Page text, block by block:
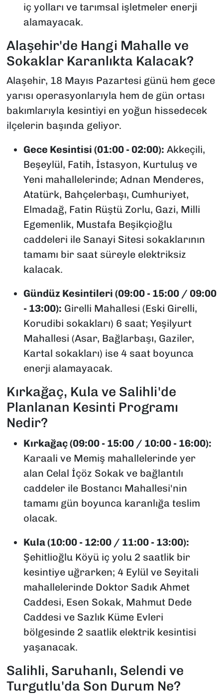
iç yolları ve tarımsal işletmeler enerji
alamayacak.
Alaşehir'de Hangi Mahalle ve
Sokaklar Karanlıkta Kalacak?
Alaşehir, 18 Mayıs Pazartesi günü hem gece
yarısı operasyonlarıyla hem de gün ortası
bakımlarıyla kesintiyi en yoğun hissedecek
ilçelerin başında geliyor.
Gece Kesintisi (01:00 - 02:00): Akkeçili,
Beşeylül, Fatih, İstasyon, Kurtuluş ve
Yeni mahallelerinde; Adnan Menderes,
Atatürk, Bahçelerbaşı, Cumhuriyet,
Elmadağ, Fatin Rüştü Zorlu, Gazi, Milli
Egemenlik, Mustafa Beşikçioğlu
caddeleri ile Sanayi Sitesi sokaklarının
tamamı bir saat süreyle elektriksiz
kalacak.
Gündüz Kesintileri (09:00 - 15:00 / 09:00
- 13:00): Girelli Mahallesi (Eski Girelli,
Korudibi sokakları) 6 saat; Yeşilyurt
Mahallesi (Asar, Bağlarbaşı, Gaziler,
Kartal sokakları) ise 4 saat boyunca
enerji alamayacak.
Kırkağaç, Kula ve Salihli'de
Planlanan Kesinti Programı
Nedir?
Kırkağaç (09:00 - 15:00 / 10:00 - 16:00):
Karaali ve Memiş mahallelerinde yer
alan Celal İçöz Sokak ve bağlantılı
caddeler ile Bostancı Mahallesi'nin
tamamı gün boyunca karanlığa teslim
olacak.
Kula (10:00 - 12:00 / 11:00 - 13:00):
Şehitlioğlu Köyü iç yolu 2 saatlik bir
kesintiye uğrarken; 4 Eylül ve Seyitali
mahallelerinde Doktor Sadık Ahmet
Caddesi, Esen Sokak, Mahmut Dede
Caddesi ve Sazlık Küme Evleri
bölgesinde 2 saatlik elektrik kesintisi
yaşanacak.
Salihli, Saruhanlı, Selendi ve
Turgutlu'da Son Durum Ne?